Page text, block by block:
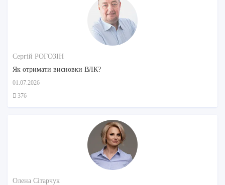
Сергій РОГОЗІН
Як отримати висновки ВЛК?
01.07.2026
376
Олена Сітарчук